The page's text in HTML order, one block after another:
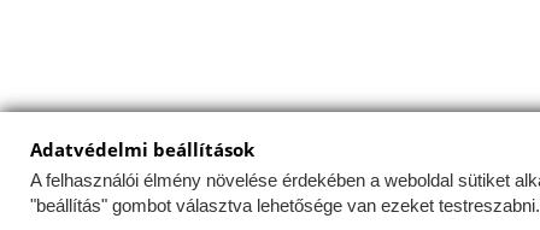
Az Uniós törvények értelmében fel kell hívnunk a
az Ön számítógépén, hogy minél egyszerűbbé tegye
Adatvédelmi beállítások
A felhasználói élmény növelése érdekében a weboldal sütiket
"beállítás" gombot választva lehetősége van ezeket